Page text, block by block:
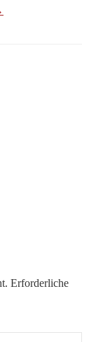
Erforderliche